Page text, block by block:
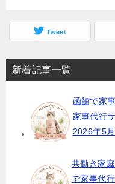
Tweet
新着記事一覧
函館で家
家事代行
2026年5
共働き家
で家事代